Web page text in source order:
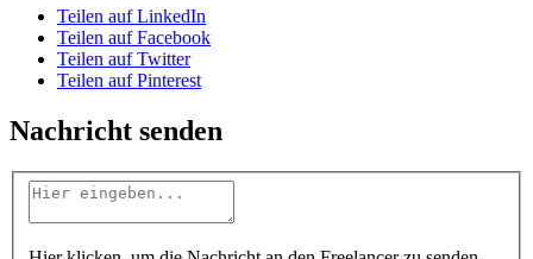
Teilen auf LinkedIn
Teilen auf Facebook
Teilen auf Twitter
Teilen auf Pinterest
Nachricht senden